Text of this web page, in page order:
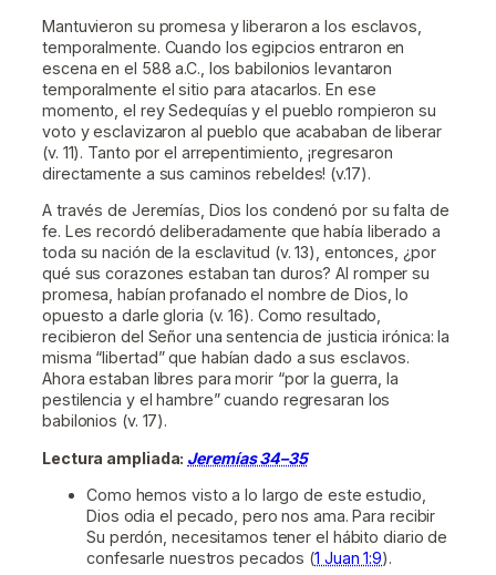
Mantuvieron su promesa y liberaron a los esclavos,
temporalmente. Cuando los egipcios entraron en
escena en el 588 a.C., los babilonios levantaron
temporalmente el sitio para atacarlos. En ese
momento, el rey Sedequías y el pueblo rompieron su
voto y esclavizaron al pueblo que acababan de liberar
(v. 11). Tanto por el arrepentimiento, ¡regresaron
directamente a sus caminos rebeldes! (v.17).
A través de Jeremías, Dios los condenó por su falta de
fe. Les recordó deliberadamente que había liberado a
toda su nación de la esclavitud (v. 13), entonces, ¿por
qué sus corazones estaban tan duros? Al romper su
promesa, habían profanado el nombre de Dios, lo
opuesto a darle gloria (v. 16). Como resultado,
recibieron del Señor una sentencia de justicia irónica: la
misma “libertad” que habían dado a sus esclavos.
Ahora estaban libres para morir “por la guerra, la
pestilencia y el hambre” cuando regresaran los
babilonios (v. 17).
Lectura ampliada: Jeremías 34–35
Como hemos visto a lo largo de este estudio,
Dios odia el pecado, pero nos ama. Para recibir
Su perdón, necesitamos tener el hábito diario de
confesarle nuestros pecados (1 Juan 1:9).